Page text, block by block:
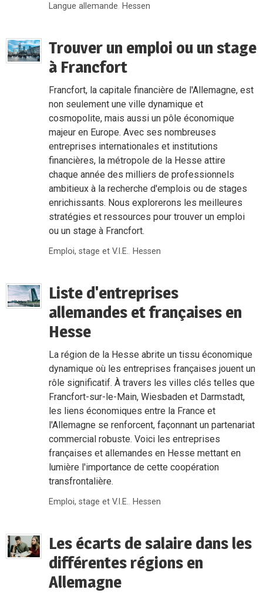
Langue allemande, Hessen
Trouver un emploi ou un stage
à Francfort
Francfort, la capitale financière de l'Allemagne, est
non seulement une ville dynamique et
cosmopolite, mais aussi un pôle économique
majeur en Europe. Avec ses nombreuses
entreprises internationales et institutions
financières, la métropole de la Hesse attire
chaque année des milliers de professionnels
ambitieux à la recherche d'emplois ou de stages
enrichissants. Nous explorerons les meilleures
stratégies et ressources pour trouver un emploi
ou un stage à Francfort.
Emploi, stage et V.I.E., Hessen
Liste d'entreprises
allemandes et françaises en
Hesse
La région de la Hesse abrite un tissu économique
dynamique où les entreprises françaises jouent un
rôle significatif. À travers les villes clés telles que
Francfort-sur-le-Main, Wiesbaden et Darmstadt,
les liens économiques entre la France et
l'Allemagne se renforcent, façonnant un partenariat
commercial robuste. Voici les entreprises
françaises et allemandes en Hesse mettant en
lumière l'importance de cette coopération
transfrontalière.
Emploi, stage et V.I.E., Hessen
Les écarts de salaire dans les
différentes régions en
Allemagne